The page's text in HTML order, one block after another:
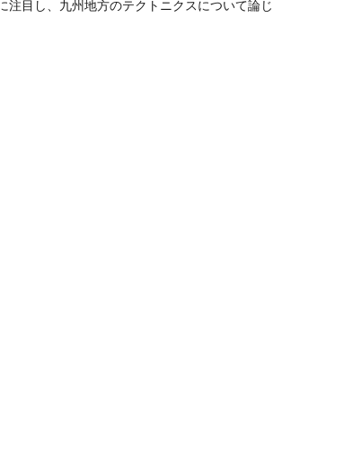
目し、九州地方のテクトニクスについて論じ